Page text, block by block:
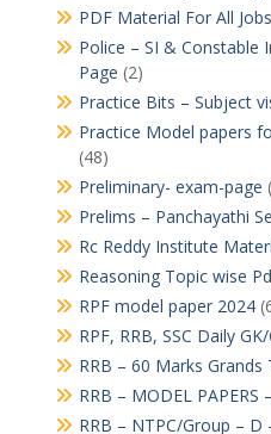
PDF Material For All Jobs
Police – SI & Constable
Page (2)
Practice Bits – Subject
Practice Model papers
(48)
Preliminary- exam-page
Prelims – Panchayathi
Rc Reddy Institute
Reasoning Topic wise
RPF model paper 2024
RPF, RRB, SSC Daily
RRB – 60 Marks Grands
RRB – MODEL PAPERS
RRB – NTPC/Group – D